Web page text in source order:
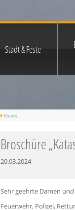
Stadt & Feste
News
Broschüre
20.03.2024
Sehr geehrte Damen
Feuerwehr, Polizei,